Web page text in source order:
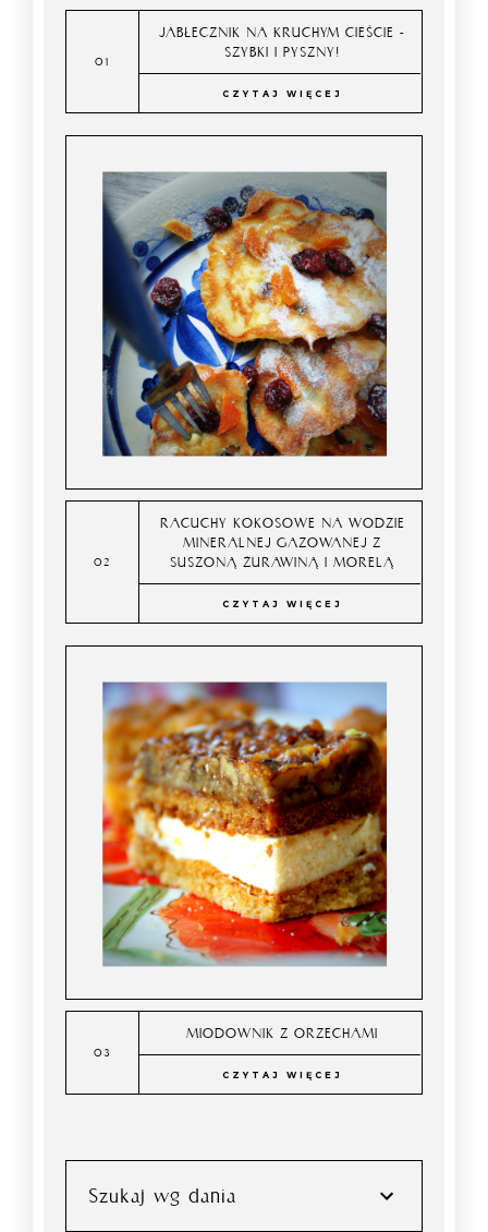
JABŁECZNIK NA KRUCHYM CIEŚCIE -
SZYBKI I PYSZNY!
CZYTAJ WIĘCEJ
RACUCHY KOKOSOWE NA WODZIE
MINERALNEJ GAZOWANEJ Z
SUSZONĄ ŻURAWINĄ I MORELĄ
CZYTAJ WIĘCEJ
MIODOWNIK Z ORZECHAMI
CZYTAJ WIĘCEJ
Szukaj wg dania